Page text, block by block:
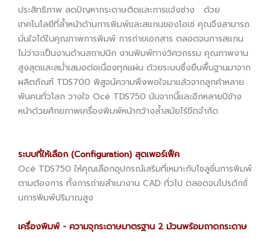
ประสิทธิภาพ ลดปัญหากระดาษติดและการแจ้งช่าง ด้วย
เทคโนโลยีที่ล้ำหน้าด้านการพิมพ์และสแกนของโอเซ่ คุณจึงสามารถ
มั่นใจได้ในคุณภาพการพิมพ์ การถ่ายเอกสาร ตลอดจนการสแกน
ไม่ว่าจะเป็นงานด้านสถาปนิก งานพิมพ์ทางวิศวกรรม คุณภาพงาน
สูงสุดและสม่ำเสมอต่อเนื่องทุกแผ่น ด้วยระบบซึ่งยืนพื้นฐานมาจาก
ผลิตภัณฑ์ TDS700 พิสูจน์ความพึงพอใจมาแล้วจากลูกค้าหลาย
พันคนทั่วโลก วางใจ Océ TDS750 นับจากนี้และอีกหลายปีข้าง
หน้าด้วยศักยภาพเครื่องพิมพ์หน้ากว้างล้ำสมัยไร้ขีดจำกัด
ระบบที่ให้เลือก (Configuration) สุดเพอร์เฟ็ค
Océ TDS750 ให้คุณเลือกอุปกรณ์เสริมที่เหมาะกับโซลูชั่นการพิมพ์
ตามต้องการ ทั้งการถ่ายสำเนางาน CAD ทั่วไป ตลอดจนโปรดักชั่
นการพิมพ์ปริมาณสูง
เครื่องพิมพ์ - ความจุกระดาษมาตรฐาน 2 ม้วนพร้อมถาดกระดาษ